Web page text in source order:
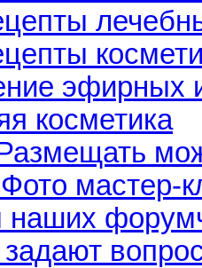
эфирных
косметика
мастер-
наших